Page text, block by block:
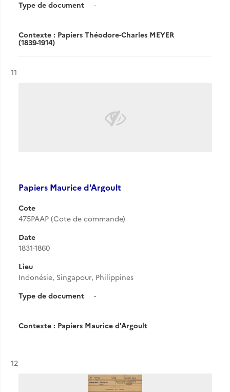
Type de document
-
Contexte : Papiers Théodore-Charles MEYER
(1839-1914)
Résultat n°
11
Papiers Maurice d'Argoult
Cote
475PAAP (Cote de commande)
Date
1831-1860
Lieu
Indonésie, Singapour, Philippines
Type de document
-
Contexte : Papiers Maurice d'Argoult
Résultat n°
12